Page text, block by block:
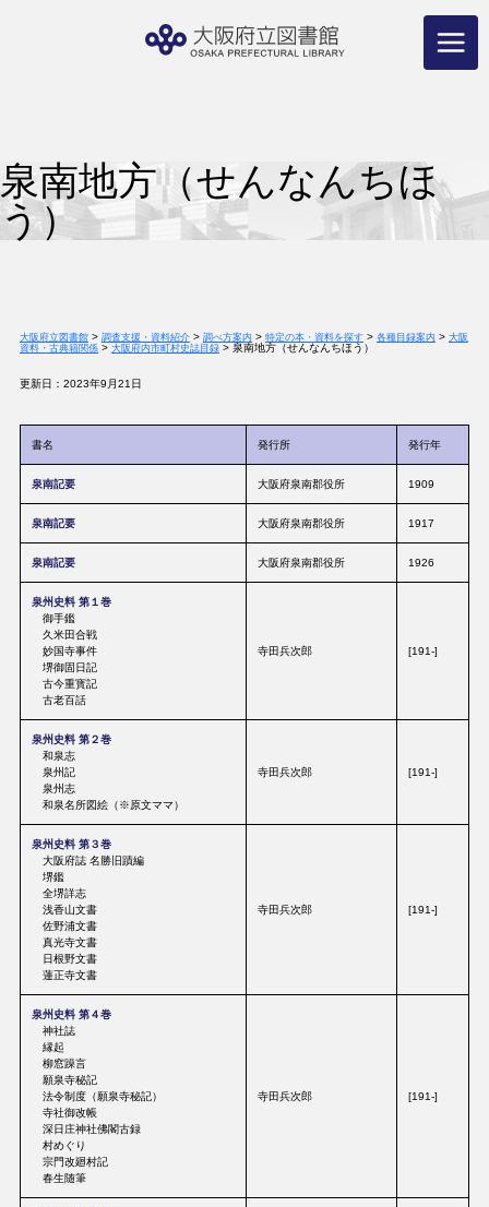
泉南地方（せんなんちほ
う）
大阪府立図書館> 調査支援・資料紹介> 調べ方案内 > 特定の本・資料を探す> 各種目録案内 > 大阪
資料・古典籍関係> 大阪府内市町村史誌目録> 泉南地方（せんなんちほう）
更新日：2023年9月21日
書名 発行所 発行年
泉南記要 大阪府泉南郡役所 1909
泉南記要 大阪府泉南郡役所 1917
泉南記要 大阪府泉南郡役所 1926
泉州史料 第１巻
御手鑑
久米田合戦
妙国寺事件
堺御固日記
古今重寳記
古老百話
寺田兵次郎 [191-]
泉州史料 第２巻
和泉志
泉州記
泉州志
和泉名所図絵（※原文ママ）
寺田兵次郎 [191-]
泉州史料 第３巻
大阪府誌 名勝旧蹟編
堺鑑
全堺詳志
浅香山文書
佐野浦文書
真光寺文書
日根野文書
蓮正寺文書
寺田兵次郎 [191-]
泉州史料 第４巻
神社誌
縁起
柳窓躁言
願泉寺秘記
法令制度（願泉寺秘記）
寺社御改帳
深日庄神社佛閣古録
村めぐり
宗門改廻村記
春生随筆
寺田兵次郎 [191-]